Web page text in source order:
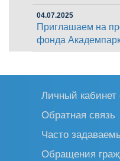
04.07.2025
Приглашаем на
фонда
Личный кабинет
Обратная связь
Часто
Обращения